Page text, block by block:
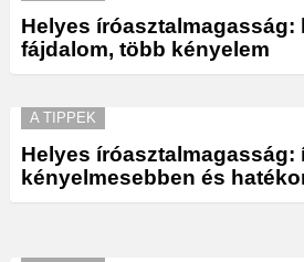
Helyes íróasztalmagasság:
fájdalom, több kényelem
A TIPPEK
Helyes íróasztalmagasság:
kényelmesebben és